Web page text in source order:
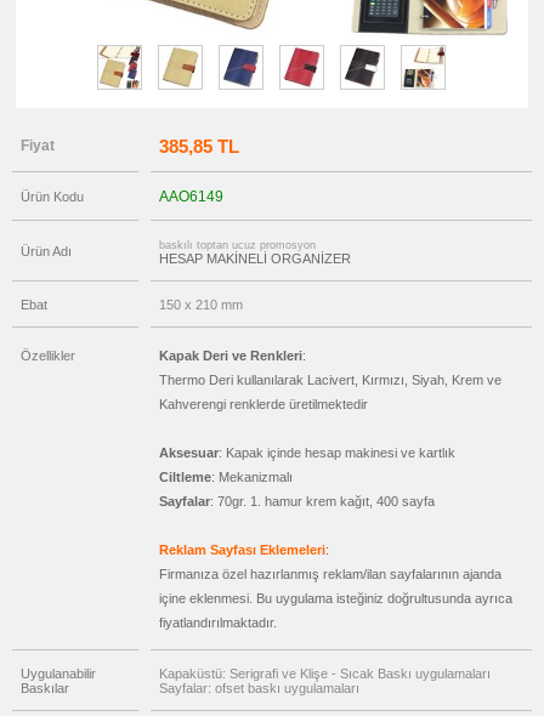
Fiyat 385,85 TL
Ürün Kodu AAO6149
Ürün Adı baskılı toptan ucuz promosyon
HESAP MAKİNELİ ORGANİZER
Ebat 150 x 210 mm
Özellikler Kapak Deri ve Renkleri:
Thermo Deri kullanılarak Lacivert, Kırmızı, Siyah, Krem ve
Kahverengi renklerde üretilmektedir
Aksesuar: Kapak içinde hesap makinesi ve kartlık
Ciltleme: Mekanizmalı
Sayfalar: 70gr. 1. hamur krem kağıt, 400 sayfa
Reklam Sayfası Eklemeleri:
Firmanıza özel hazırlanmış reklam/ilan sayfalarının ajanda
içine eklenmesi. Bu uygulama isteğiniz doğrultusunda ayrıca
fiyatlandırılmaktadır.
Uygulanabilir
Baskılar
Kapaküstü: Serigrafi ve Klişe - Sıcak Baskı uygulamaları
Sayfalar: ofset baskı uygulamaları
promosyon
Organizer
promosyon
Matara
&
Dönüşümlü
Mezura
promosyon
Çakı
&